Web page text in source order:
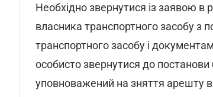
Необхідно звернутися із заявою в
власника транспортного засобу з
транспортного засобу і
особисто звернутися до
уповноважений на зняття арешту